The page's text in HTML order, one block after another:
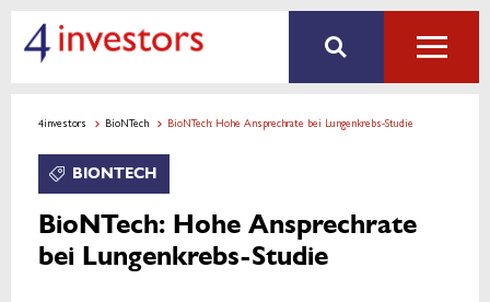
4investors BioNTech BioNTech: Hohe Ansprechrate bei Lungenkrebs-Studie
BIONTECH
BioNTech: Hohe Ansprechrate
bei Lungenkrebs-Studie